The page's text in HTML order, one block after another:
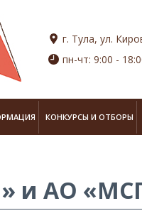
г. Тула, ул.
пн-чт: 9:00 -
КОНКУРСЫ И ОТБОРЫ
и АО